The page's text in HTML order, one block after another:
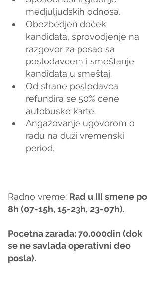
medjuljudskih odnosa.
Obezbedjen doček
kandidata, sprovodjenje na
razgovor za posao sa
poslodavcem i smeštanje
kandidata u smeštaj.
Od strane poslodavca
refundira se 50% cene
autobuske karte.
Angažovanje ugovorom o
radu na duži vremenski
period.
Radno vreme: Rad u III smene po
8h (07-15h, 15-23h, 23-07h).
Pocetna zarada: 70.000din (dok
se ne savlada operativni deo
posla).